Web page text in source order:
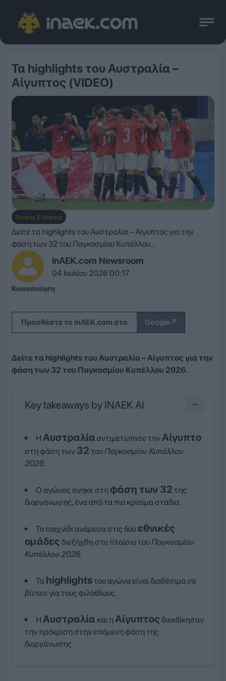
Τα highlights του Αυστραλία –
Αίγυπτος (VIDEO)
Γενικές Ειδήσεις
inAEK.com Newsroom
04 Ιουλίου 2026 00:17
Δείτε τα highlights του Αυστραλία – Αίγυπτος για την
φάση των 32 του Παγκοσμίου Κυπέλλου...
Κοινοποίηση
Προσθέστε το inAEK.com στο Google↗
Δείτε τα highlights του Αυστραλία – Αίγυπτος για την
φάση των 32 του Παγκοσμίου Κυπέλλου 2026.
Key takeaways by INAEK AI −
Η Αυστραλία αντιμετώπισε τηνΑίγυπτο
στη φάση των 32 του Παγκοσμίου Κυπέλλου
2026.
Ο αγώνας ανήκε στηφάση των 32 της
διοργάνωσης, ένα από τα πιο κρίσιμα στάδια.
Το παιχνίδι ανάμεσα στις δύο εθνικές
ομάδες διεξήχθη στο πλαίσιο του Παγκοσμίου
Κυπέλλου 2026.
Τα highlightsτου αγώνα είναι διαθέσιμα σε
βίντεογια τους φιλάθλους.
Η Αυστραλία και ηΑίγυπτος διεκδίκησαν
την πρόκριση στην επόμενη φάση της
διοργάνωσης.